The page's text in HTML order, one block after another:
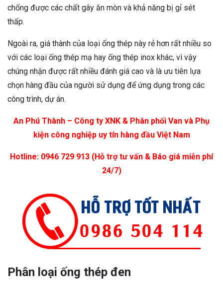
chống được các chất gây ăn mòn và khả năng bị gỉ sét
thấp.
Ngoài ra, giá thành của loại ống thép này rẻ hơn rất nhiều so
với các loại ống thép mạ hay ống thép inox khác, vì vậy
chúng nhận được rất nhiều đánh giá cao và là ưu tiên lựa
chọn hàng đầu của người sử dụng để ứng dụng trong các
công trình, dự án.
An Phú Thành – Công ty XNK & Phân phối Van và Phụ
kiện công nghiệp uy tín hàng đầu Việt Nam
Hotline: 0946 729 913 (Hỗ trợ tư vấn & Báo giá miễn phí
24/7)
Phân loại ống thép đen